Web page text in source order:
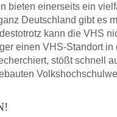
bieten einerseits ein
Deutschland gibt es
kann die VHS
einen VHS-Standort
stößt schnell